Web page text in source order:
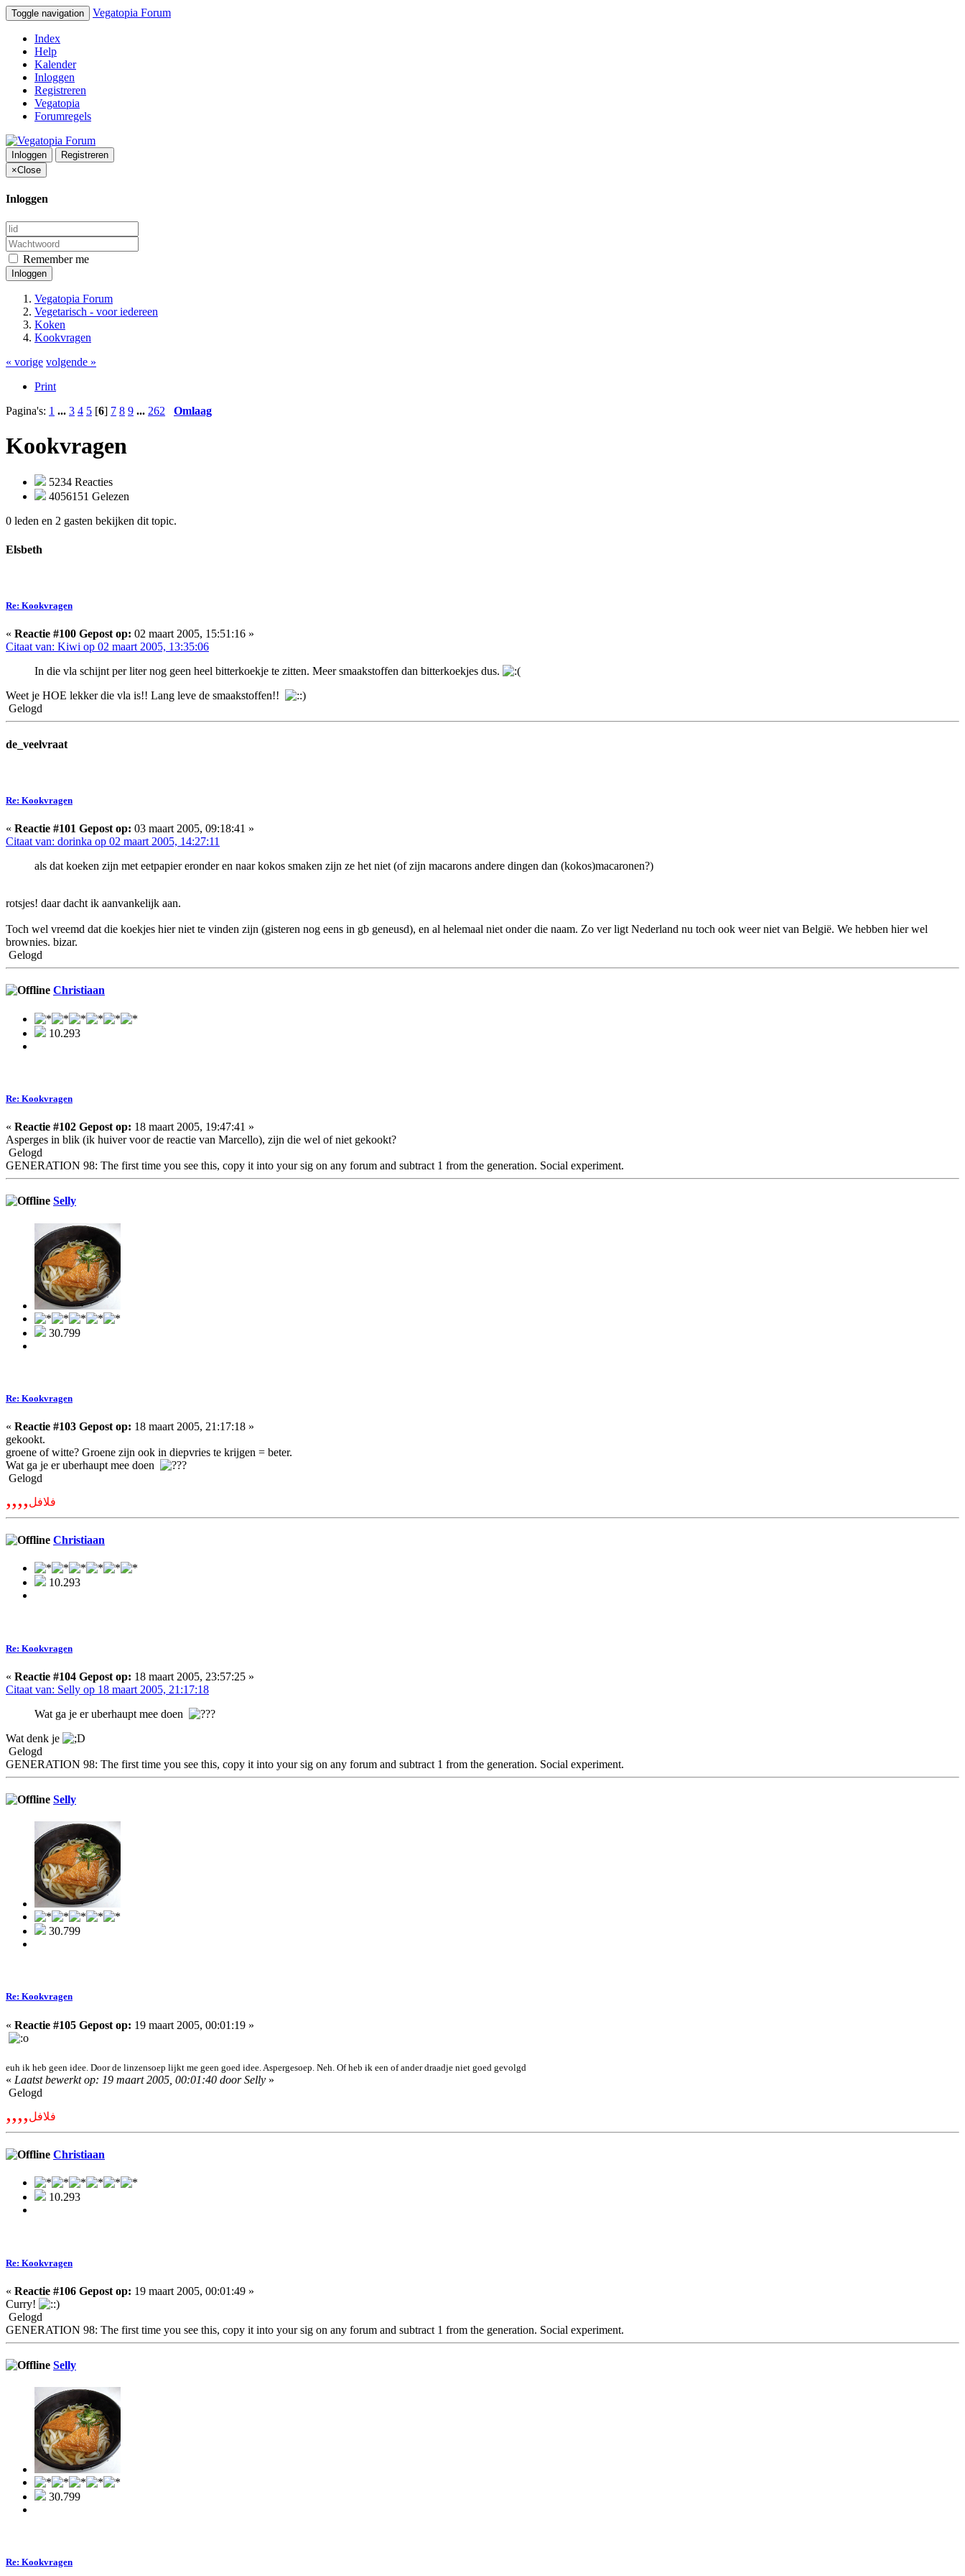
Toggle navigation Vegatopia Forum
Index
Help
Kalender
Inloggen
Registreren
Vegatopia
Forumregels
Inloggen
Registreren
×Close
Inloggen
Remember me
Inloggen
Vegatopia Forum
Vegetarisch - voor iedereen
Koken
Kookvragen
« vorige volgende »
Print
Pagina's: 1 ... 3 4 5 [6] 7 8 9 ... 262 Omlaag
Kookvragen
5234 Reacties
4056151 Gelezen
0 leden en 2 gasten bekijken dit topic.
Elsbeth
Re: Kookvragen
« Reactie #100 Gepost op: 02 maart 2005, 15:51:16 »
Citaat van: Kiwi op 02 maart 2005, 13:35:06
In die vla schijnt per liter nog geen heel bitterkoekje te zitten. Meer smaakstoffen dan bitterkoekjes dus.
Weet je HOE lekker die vla is!! Lang leve de smaakstoffen!!
Gelogd
de_veelvraat
Re: Kookvragen
« Reactie #101 Gepost op: 03 maart 2005, 09:18:41 »
Citaat van: dorinka op 02 maart 2005, 14:27:11
als dat koeken zijn met eetpapier eronder en naar kokos smaken zijn ze het niet (of zijn macarons andere dingen dan (kokos)macaronen?)
rotsjes! daar dacht ik aanvankelijk aan.
Toch wel vreemd dat die koekjes hier niet te vinden zijn (gisteren nog eens in gb geneusd), en al helemaal niet onder die naam. Zo ver ligt Nederland nu toch ook weer niet van België. We hebben hier wel
brownies. bizar.
Gelogd
Christiaan
10.293
Re: Kookvragen
« Reactie #102 Gepost op: 18 maart 2005, 19:47:41 »
Asperges in blik (ik huiver voor de reactie van Marcello), zijn die wel of niet gekookt?
Gelogd
GENERATION 98: The first time you see this, copy it into your sig on any forum and subtract 1 from the generation. Social experiment.
Selly
30.799
Re: Kookvragen
« Reactie #103 Gepost op: 18 maart 2005, 21:17:18 »
gekookt.
groene of witte? Groene zijn ook in diepvries te krijgen = beter.
Wat ga je er uberhaupt mee doen
Gelogd
,,,,فلافل
Christiaan
10.293
Re: Kookvragen
« Reactie #104 Gepost op: 18 maart 2005, 23:57:25 »
Citaat van: Selly op 18 maart 2005, 21:17:18
Wat ga je er uberhaupt mee doen
Wat denk je
Gelogd
GENERATION 98: The first time you see this, copy it into your sig on any forum and subtract 1 from the generation. Social experiment.
Selly
30.799
Re: Kookvragen
« Reactie #105 Gepost op: 19 maart 2005, 00:01:19 »
euh ik heb geen idee. Door de linzensoep lijkt me geen goed idee. Aspergesoep. Neh. Of heb ik een of ander draadje niet goed gevolgd
« Laatst bewerkt op: 19 maart 2005, 00:01:40 door Selly »
Gelogd
,,,,فلافل
Christiaan
10.293
Re: Kookvragen
« Reactie #106 Gepost op: 19 maart 2005, 00:01:49 »
Curry!
Gelogd
GENERATION 98: The first time you see this, copy it into your sig on any forum and subtract 1 from the generation. Social experiment.
Selly
30.799
Re: Kookvragen